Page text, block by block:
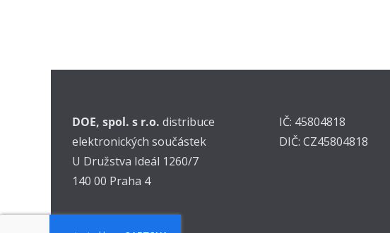
DOE, spol. s r.o. distribuce
elektronických součástek
U Družstva Ideál 1260/7
140 00 Praha 4
IČ: 45804818
DIČ: CZ45804818